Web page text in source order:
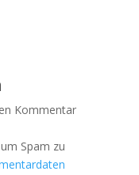
Kommentar
Spam zu